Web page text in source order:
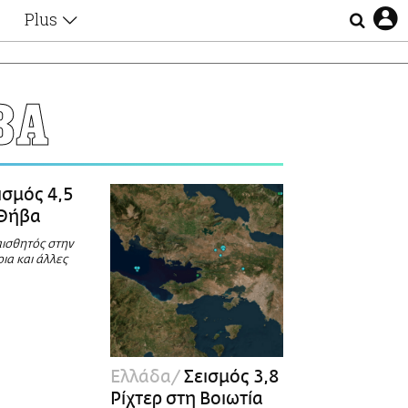
Plus
Αφιερώματα
Ζώδια
Οι Αθηναίοι
Απώλειες
Lgbtqi+
Επιλογές
4,5
στην
και άλλες
Ελλάδα Σεισμός 3,8
Ρίχτερ στη Βοιωτία